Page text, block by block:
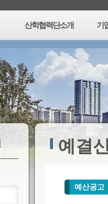
산학협력단소개 기
예결
예산공고